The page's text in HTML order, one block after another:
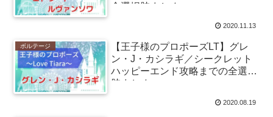
全選択肢まとめ
2020.11.13
ボルテージ
【王子様のプロポーズLT】グレ
ン・J・カシラギ／シークレット
ハッピーエンド攻略までの全選択
肢まとめ
2020.08.19